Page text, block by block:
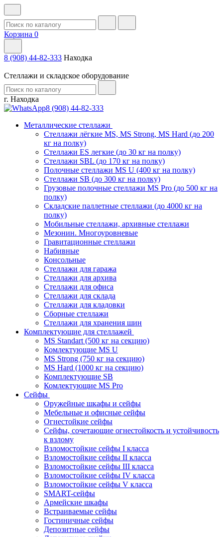
Корзина 0
8 (908) 44-82-333 Находка
Стеллажи и складское оборудование
г. Находка
8 (908) 44-82-333
Металлические стеллажи
Стеллажи лёгкие MS, MS Strong, MS Hard (до 200
кг на полку)
Стеллажи ES легкие (до 30 кг на полку)
Стеллажи SBL (до 170 кг на полку)
Полочные стеллажи MS U (400 кг на полку)
Стеллажи SB (до 300 кг на полку)
Грузовые полочные стеллажи MS Pro (до 500 кг на
полку)
Складские паллетные стеллажи (до 4000 кг на
полку)
Мобильные стеллажи, архивные стеллажи
Мезонин. Многоуровневые
Гравитационные стеллажи
Набивные
Консольные
Стеллажи для гаража
Стеллажи для архива
Стеллажи для офиса
Стеллажи для склада
Стеллажи для кладовки
Сборные стеллажи
Стеллажи для хранения шин
Комплектующие для стеллажей
MS Standart (500 кг на секцию)
Комлектующие MS U
MS Strong (750 кг на секцию)
MS Hard (1000 кг на секцию)
Комплектующие SB
Комлектующие MS Pro
Сейфы
Оружейные шкафы и сейфы
Мебельные и офисные сейфы
Огнестойкие сейфы
Сейфы, сочетающие огнестойкость и устойчивость
к взлому
Взломостойкие сейфы I класса
Взломостойкие сейфы II класса
Взломостойкие сейфы III класса
Взломостойкие сейфы IV класса
Взломостойкие сейфы V класса
SMART-сейфы
Армейские шкафы
Встраиваемые сейфы
Гостиничные сейфы
Депозитные сейфы